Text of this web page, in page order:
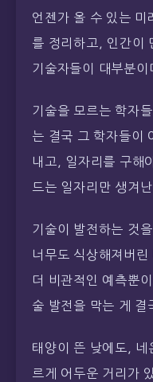
언젠가 올 수 있는 미
를 정리하고, 인간이
기술자들이 대부분이
기술을 모르는 학자
는 결국 그 학자들이
내고, 일자리를 구해
드는 일자리만 생겨
기술이 발전하는 것
너무도 식상해져버린
더 비관적인 예측뿐
술 발전을 막는 게 결
태양이 뜬 낮에도, 네
르게 어두운 거리가